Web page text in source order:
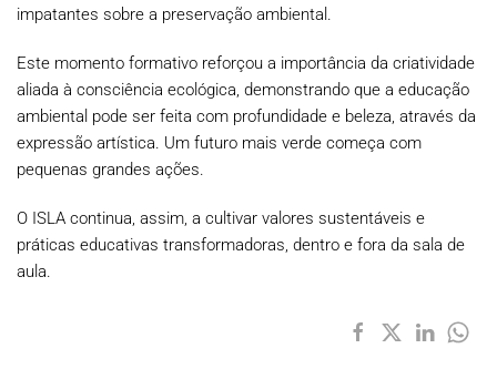
impatantes sobre a preservação ambiental.
Este momento formativo reforçou a importância da criatividade
aliada à consciência ecológica, demonstrando que a educação
ambiental pode ser feita com profundidade e beleza, através da
expressão artística. Um futuro mais verde começa com
pequenas grandes ações.
O ISLA continua, assim, a cultivar valores sustentáveis e
práticas educativas transformadoras, dentro e fora da sala de
aula.